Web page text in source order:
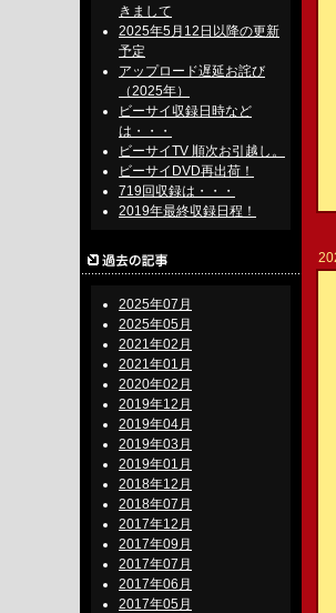
きまして
2025年5月12日以降の更新
予定
アップロード遅延お詫び
（2025年）
ビーサイ収録日時など
は・・・
ビーサイTV 順次お引越し。
ビーサイDVD再出荷！
719回収録は・・・
2019年最終収録日程！
2025年07月
2025年05月
2021年02月
2021年01月
2020年02月
2019年12月
2019年04月
2019年03月
2019年01月
2018年12月
2018年07月
2017年12月
2017年09月
2017年07月
2017年06月
2017年05月